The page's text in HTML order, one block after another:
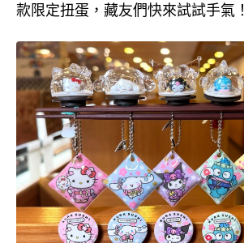
款限定扭蛋，藏友們快來試試手氣！